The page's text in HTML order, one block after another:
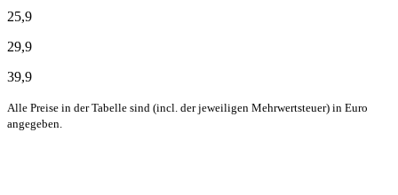
25,9
29,9
39,9
Alle Preise in der Tabelle sind (incl. der jeweiligen Mehrwertsteuer) in Euro
angegeben.